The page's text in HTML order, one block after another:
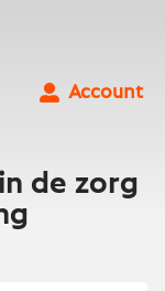
Account
de zorg